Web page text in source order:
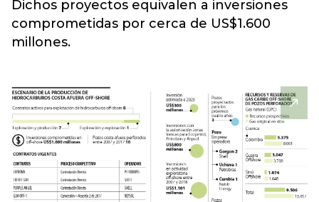
Dichos proyectos equivalen a inversiones
comprometidas por cerca de US$1.600
millones.